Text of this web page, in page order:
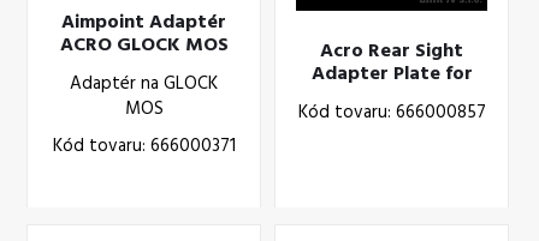
Aimpoint Adaptér
ACRO GLOCK MOS
(200520)
Adaptér na GLOCK
MOS
Kód tovaru: 666000371
Acro Rear Sight
Adapter Plate for
GLOCK (200622)
Kód tovaru: 666000857